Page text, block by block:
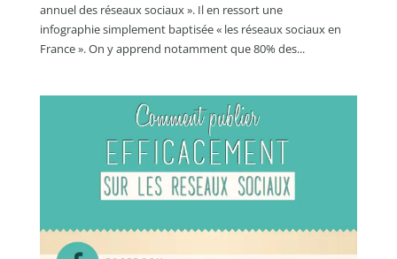
annuel des réseaux sociaux ». Il en ressort une
infographie simplement baptisée « les réseaux sociaux en
France ». On y apprend notamment que 80% des...